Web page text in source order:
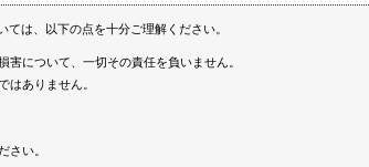
は、以下の点を十分ご理解ください。
について、一切その責任を負いません。
はありません。
さい。